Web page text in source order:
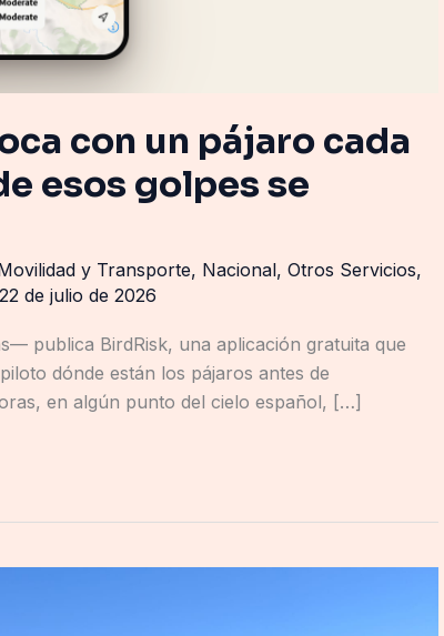
con un pájaro cada
esos golpes se
y Transporte, Nacional, Otros Servicios,
22 de julio de 2026
publica BirdRisk, una aplicación gratuita que
dónde están los pájaros antes de
en algún punto del cielo español, […]